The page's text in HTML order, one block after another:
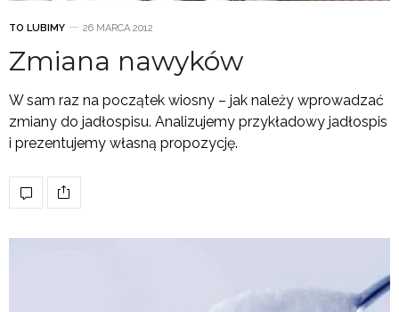
TO LUBIMY 26 MARCA 2012
Zmiana nawyków
W sam raz na początek wiosny – jak należy wprowadzać
zmiany do jadłospisu. Analizujemy przykładowy jadłospis
i prezentujemy własną propozycję.